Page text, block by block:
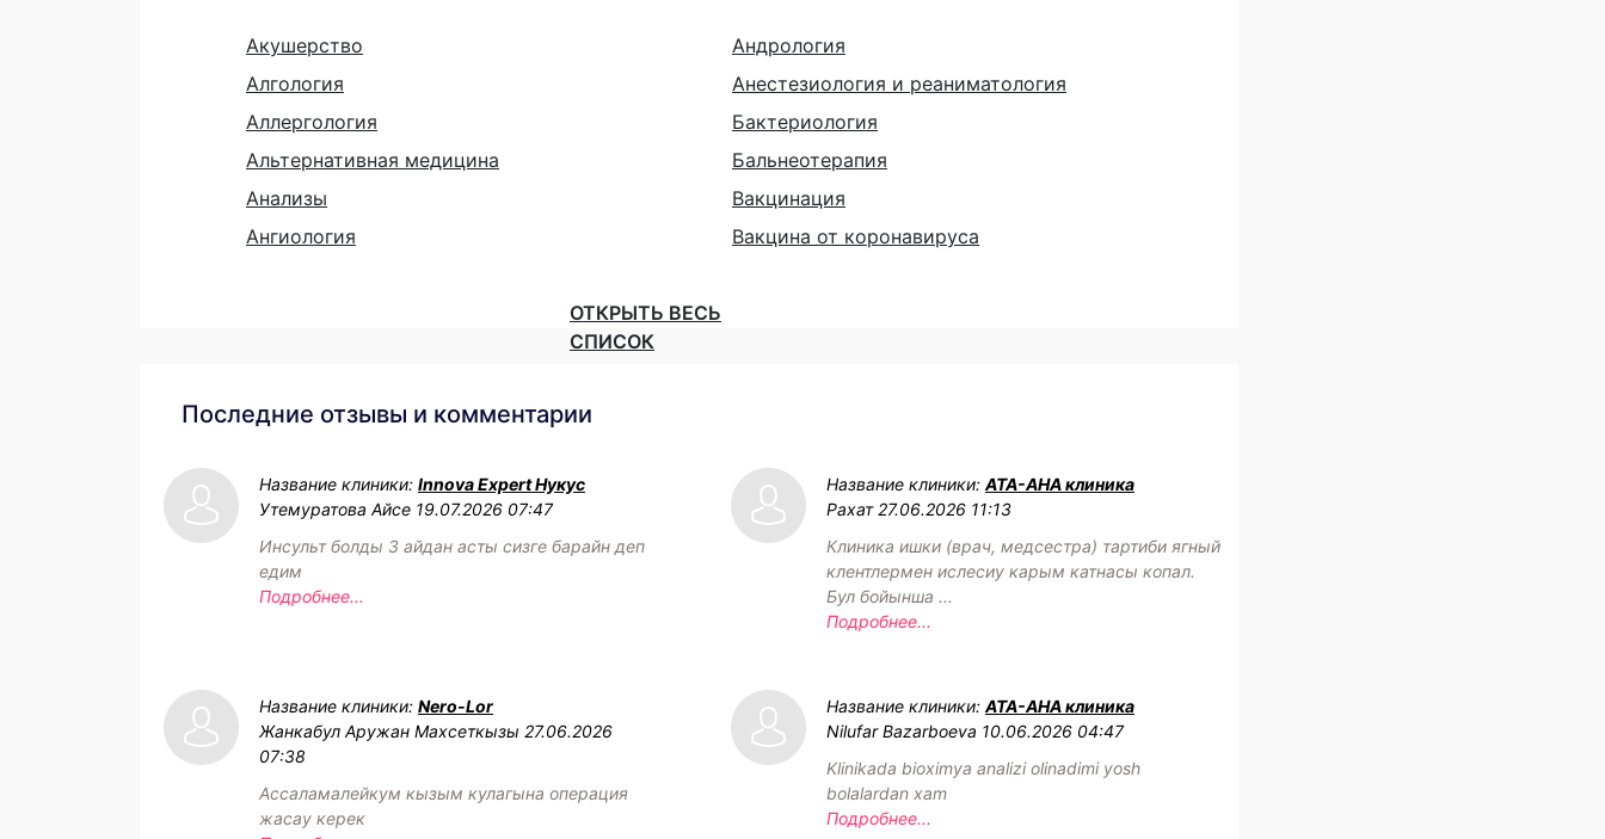
Акушерство
Алгология
Аллергология
Альтернативная медицина
Анализы
Ангиология
Андрология
Анестезиология и реаниматология
Бактериология
Бальнеотерапия
Вакцинация
Вакцина от коронавируса
ОТКРЫТЬ ВЕСЬ
СПИСОК
Последние отзывы и комментарии
Название клиники: Innova Expert Нукус
Утемуратова Айсе 19.07.2026 07:47
Инсульт болды 3 айдан асты сизге барайн деп
едим
Подробнее...
Название клиники: АТА-АНА клиника
Рахат 27.06.2026 11:13
Клиника ишки (врач, медсестра) тартиби ягный
клентлермен ислесиу карым катнасы копал.
Бул бойынша ...
Подробнее...
Название клиники: Nero-Lor
Жанкабул Аружан Махсеткызы 27.06.2026
07:38
Ассаламалейкум кызым кулагына операция
жасау керек
Название клиники: АТА-АНА клиника
Nilufar Bazarboeva 10.06.2026 04:47
Klinikada bioximya analizi olinadimi yosh
bolalardan xam
Подробнее...